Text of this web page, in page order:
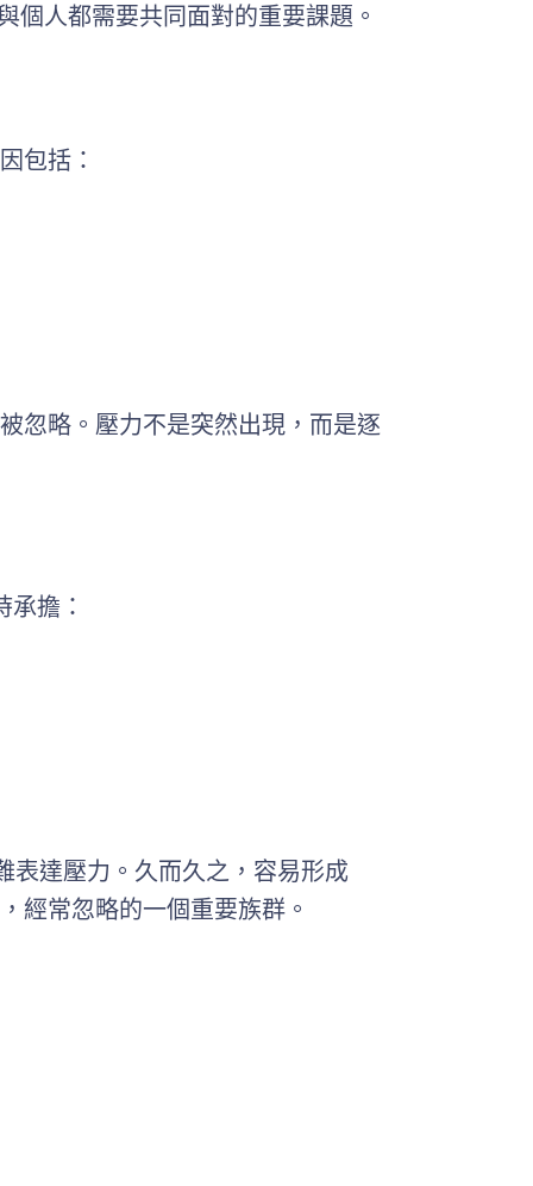
個人都需要共同面對的重要課題。
包括：
忽略。壓力不是突然出現，而是逐
擔：
表達壓力。久而久之，容易形成
經常忽略的一個重要族群。